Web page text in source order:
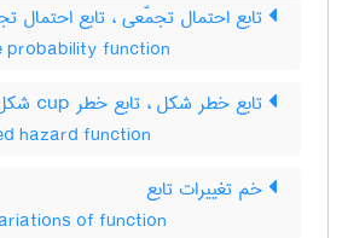
تابع احتمال تجمّعی ، تابع احتمال
probability function
تابع خطر شکل ، تابع خطر ‌c‌u‌p شکل
hazard function
خم تغییرات تابع
of function